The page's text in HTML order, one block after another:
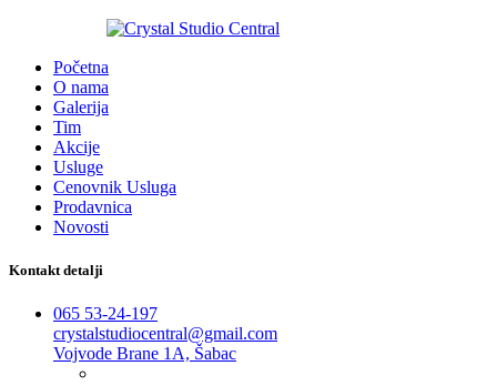
Početna
O nama
Galerija
Tim
Akcije
Usluge
Cenovnik Usluga
Prodavnica
Novosti
Kontakt detalji
065 53-24-197
crystalstudiocentral@gmail.com
Vojvode Brane 1A, Šabac